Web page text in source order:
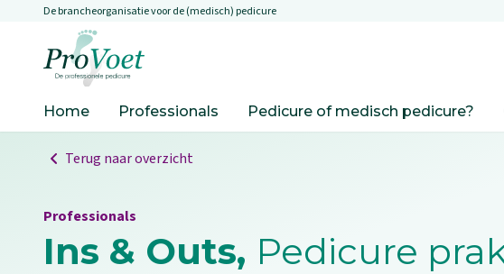
Overslaan en naar de inhoud gaan
De brancheorganisatie voor de (medisch) pedicure
Home Professionals Pedicure of medisch pedicure?
Terug naar overzicht
Professionals
Ins & Outs, Pedicure